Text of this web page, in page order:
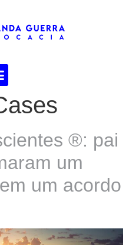
®: pai
um
um acordo